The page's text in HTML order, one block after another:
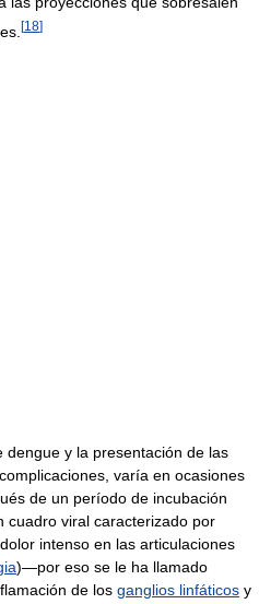
[18]
dengue y la presentación de las
varía en ocasiones
de un período de incubación
cuadro viral caracterizado por
intenso en las articulaciones
)—por eso se le ha llamado
de los ganglios linfáticos y